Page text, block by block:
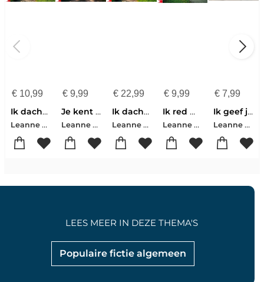
€10,99
Ik dacht het niet
Leanne Pots
€9,99
Je kent me toch
Leanne Pots
€ 22,99
Ik dacht het niet
Leanne Pots
€ 9,99
Ik red me wel
Leanne Pots
€ 7,99
Ik geef je alles
Leanne Pots
Populaire fictie algemeen
LEES MEER IN DEZE THEMA'S